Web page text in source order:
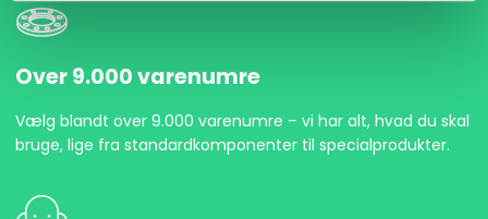
Over 9.000 varenumre
Vælg blandt over 9.000 varenumre – vi har alt, hvad du skal
bruge, lige fra standardkomponenter til specialprodukter.